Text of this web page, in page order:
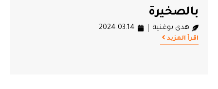
بالصخيرة
هدى بوغنية 2024.03.14
اقرأ المزيد